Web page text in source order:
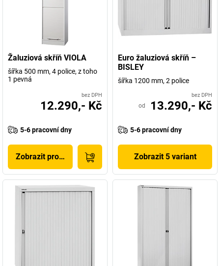
Žaluziová skříň VIOLA
šířka 500 mm, 4 police, z toho
1 pevná
bez DPH
12.290,- Kč
5-6 pracovní dny
Zobrazit produkt
Euro žaluziová skříň –
BISLEY
šířka 1200 mm, 2 police
bez DPH
od 13.290,- Kč
5-6 pracovní dny
Zobrazit 5 variant